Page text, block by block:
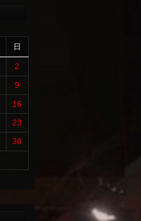
日
2
9
16
23
30